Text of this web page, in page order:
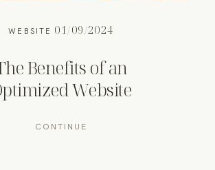
WEBSITE 01/09/2024
Benefits of an
Website
CONTINUE